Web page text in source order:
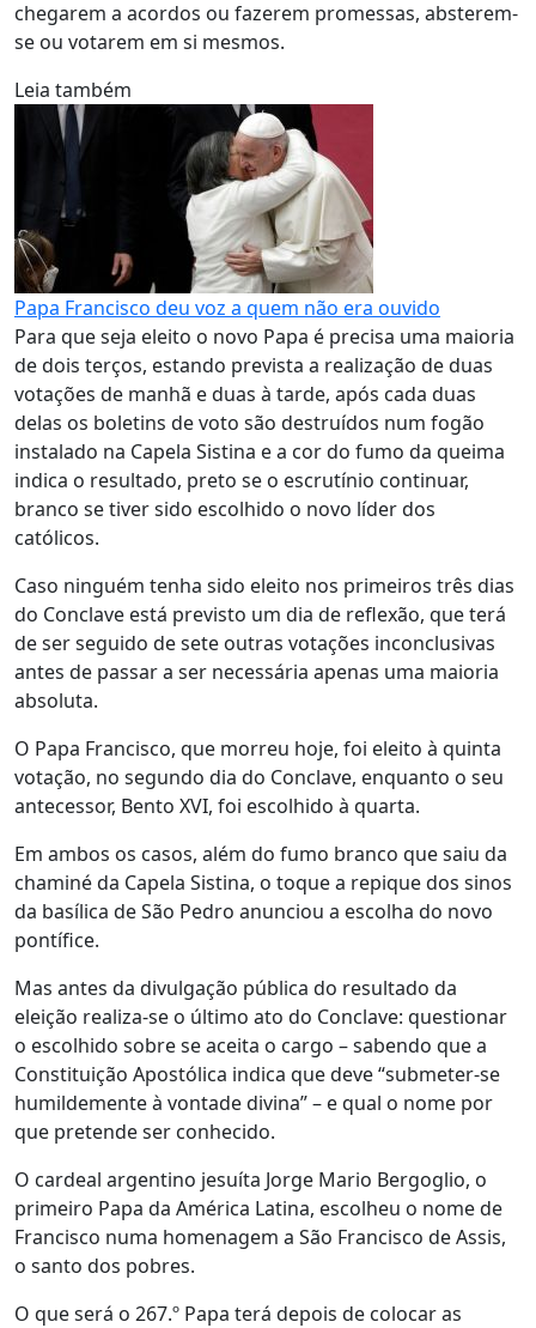
chegarem a acordos ou fazerem promessas, absterem-
se ou votarem em si mesmos.
Leia também
Papa Francisco deu voz a quem não era ouvido
Para que seja eleito o novo Papa é precisa uma maioria
de dois terços, estando prevista a realização de duas
votações de manhã e duas à tarde, após cada duas
delas os boletins de voto são destruídos num fogão
instalado na Capela Sistina e a cor do fumo da queima
indica o resultado, preto se o escrutínio continuar,
branco se tiver sido escolhido o novo líder dos
católicos.
Caso ninguém tenha sido eleito nos primeiros três dias
do Conclave está previsto um dia de reflexão, que terá
de ser seguido de sete outras votações inconclusivas
antes de passar a ser necessária apenas uma maioria
absoluta.
O Papa Francisco, que morreu hoje, foi eleito à quinta
votação, no segundo dia do Conclave, enquanto o seu
antecessor, Bento XVI, foi escolhido à quarta.
Em ambos os casos, além do fumo branco que saiu da
chaminé da Capela Sistina, o toque a repique dos sinos
da basílica de São Pedro anunciou a escolha do novo
pontífice.
Mas antes da divulgação pública do resultado da
eleição realiza-se o último ato do Conclave: questionar
o escolhido sobre se aceita o cargo – sabendo que a
Constituição Apostólica indica que deve “submeter-se
humildemente à vontade divina” – e qual o nome por
que pretende ser conhecido.
O cardeal argentino jesuíta Jorge Mario Bergoglio, o
primeiro Papa da América Latina, escolheu o nome de
Francisco numa homenagem a São Francisco de Assis,
o santo dos pobres.
O que será o 267.º Papa terá depois de colocar as